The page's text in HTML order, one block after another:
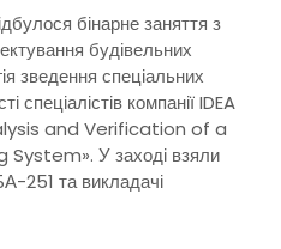
ЗА
УЧАСТІ
КОМПАНІЇ
IDEA
STATICA
будівельних
зведення спеціальних
спеціалістів компанії IDEA
and Verification of a
У заході взяли
251 та викладачі